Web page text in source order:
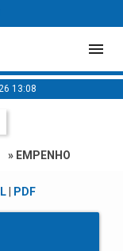
13:08
» EMPENHO
| PDF